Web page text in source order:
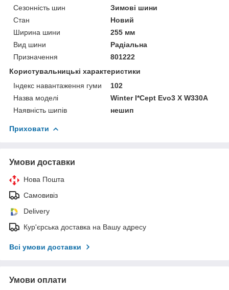
Сезонність шин
Зимові шини
Стан
Новий
Ширина шини
255 мм
Вид шини
Радіальна
Призначення
801222
Користувальницькі характеристики
Індекс навантаження гуми
102
Назва моделі
Winter I*Cept Evo3 X W330A
Наявність шипів
нешип
Приховати
Умови доставки
Нова Пошта
Самовивіз
Delivery
Кур'єрська доставка на Вашу адресу
Всі умови доставки
Умови оплати